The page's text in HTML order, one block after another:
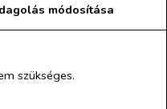
módosítása
szükséges.